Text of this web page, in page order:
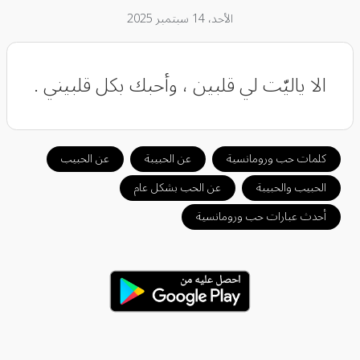
الأحد، 14 سبتمبر 2025
الا ياليّت لي قلبين ، وأحبك بكل قلبيني .
كلمات حب ورومانسية عن الحبيبة
عن الحبيب
الحبيب والحبيبة
عن الحب بشكل عام
أحدث عبارات حب ورومانسية